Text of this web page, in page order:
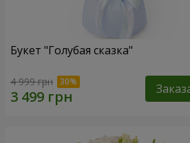
Букет "Голубая сказка"
4 999 грн